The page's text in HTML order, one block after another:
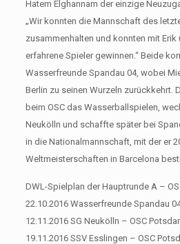
Hatem Elghannam der einzige
„Wir konnten die Mannschaft des
zusammenhalten und konnten mit
erfahrene Spieler gewinnen.“ Beide
Wasserfreunde Spandau 04, wobei
Berlin zu seinen Wurzeln zurückkehrt.
beim OSC das Wasserballspielen,
Neukölln und schaffte später bei
in die Nationalmannschaft, mit der er
Weltmeisterschaften in Barcelona
DWL-Spielplan der Hauptrunde A –
22.10.2016 Wasserfreunde Spandau
12.11.2016 SG Neukölln – OSC
19.11.2016 SSV Esslingen – OSC